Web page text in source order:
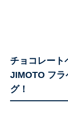
チョコレート
JIMOTO フ
グ！